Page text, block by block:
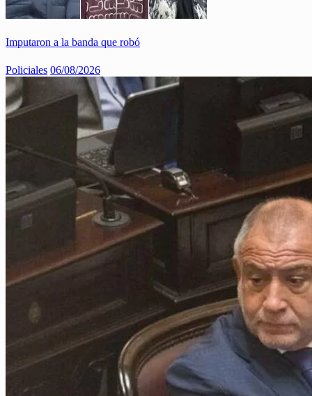
Imputaron a la banda que robó
Policiales 06/08/2026